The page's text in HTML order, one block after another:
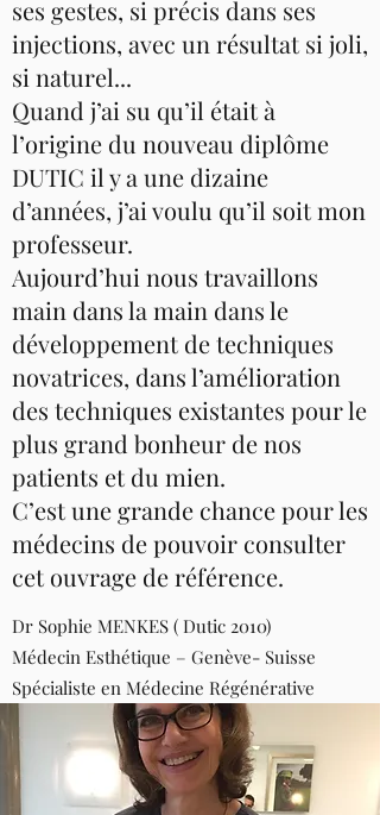
ses gestes, si précis dans ses
injections, avec un résultat si joli,
si naturel...
Quand j’ai su qu’il était à
l’origine du nouveau diplôme
DUTIC il y a une dizaine
d’années, j’ai voulu qu’il soit mon
professeur.
Aujourd’hui nous travaillons
main dans la main dans le
développement de techniques
novatrices, dans l’amélioration
des techniques existantes pour le
plus grand bonheur de nos
patients et du mien.
C’est une grande chance pour les
médecins de pouvoir consulter
cet ouvrage de référence.
Dr Sophie MENKES ( Dutic 2010)
Médecin Esthétique – Genève- Suisse
Spécialiste en Médecine Régénérative